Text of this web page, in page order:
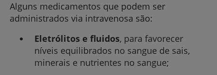
Alguns medicamentos que podem ser
administrados via intravenosa são:
Eletrólitos e fluidos, para favorecer
níveis equilibrados no sangue de sais,
minerais e nutrientes no sangue;